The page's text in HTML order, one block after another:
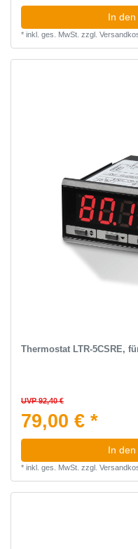
In
* inkl. ges. MwSt. zzgl.
Thermostat LTR-5CSRE,
UVP 92,40 €
79,00 € *
In
* inkl. ges. MwSt. zzgl.